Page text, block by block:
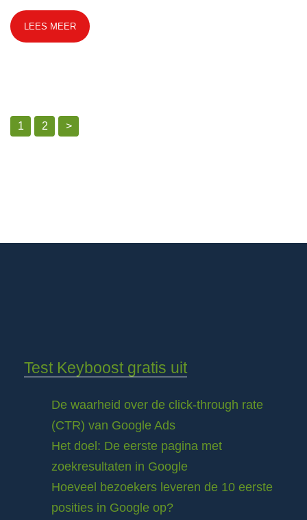
LEES MEER
1 2 >
Test Keyboost gratis uit
De waarheid over de click-through rate
(CTR) van Google Ads
Het doel: De eerste pagina met
zoekresultaten in Google
Hoeveel bezoekers leveren de 10 eerste
posities in Google op?